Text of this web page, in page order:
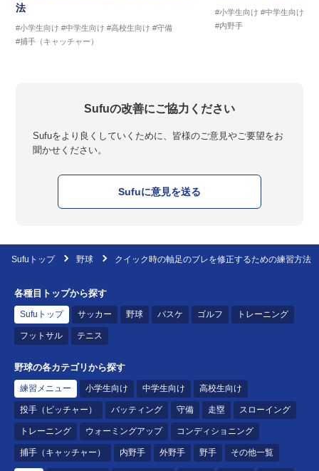
法
#小学生向け #中学生向け #高校生向け #守備
#捕手（キャッチャー）
#小学生向け #中学生向け
#内野手
Sufuの改善にご協力ください
Sufuをより良くしていくために、皆様のご意見やご要望をお
聞かせください。
Sufuに意見を送る
Sufuトップ 野球 クイック時の軸足のブレを修正するための練習方法
各種目トップから探す
Sufuトップ サッカー 野球 バスケ ゴルフ トレーニング
フットサル テニス
野球の各カテゴリから探す
練習メニュー 小学生向け 中学生向け 高校生向け
投手（ピッチャー） バッティング 守備 走塁 スローイング
トレーニング ウォーミングアップ コンディショニング
捕手（キャッチャー） 内野手 外野手 野手 その他一覧